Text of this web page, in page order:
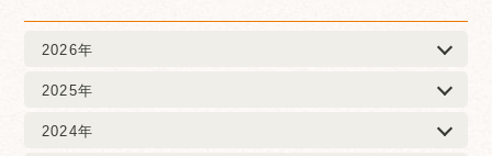
2026年
2025年
2024年